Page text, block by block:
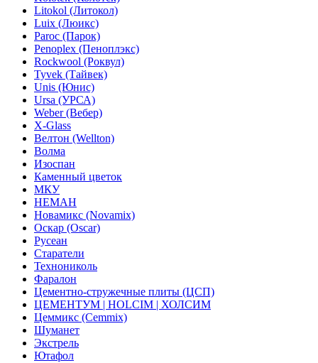
Litokol (Литокол)
Luix (Люикс)
Paroc (Парок)
Penoplex (Пеноплэкс)
Rockwool (Роквул)
Tyvek (Тайвек)
Unis (Юнис)
Ursa (УРСА)
Weber (Вебер)
X-Glass
Велтон (Wellton)
Волма
Изоспан
Каменный цветок
МКУ
НЕМАН
Новамикс (Novamix)
Оскар (Oscar)
Русеан
Старатели
Технониколь
Фаралон
Цементно-стружечные плиты (ЦСП)
ЦЕМЕНТУМ | HOLCIM | ХОЛСИМ
Цеммикс (Cemmix)
Шуманет
Экстрель
Ютафол